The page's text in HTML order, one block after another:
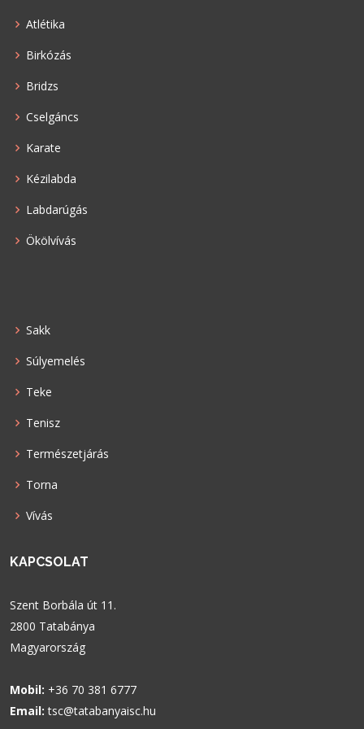
Atlétika
Birkózás
Bridzs
Cselgáncs
Karate
Kézilabda
Labdarúgás
Ökölvívás
Sakk
Súlyemelés
Teke
Tenisz
Természetjárás
Torna
Vívás
KAPCSOLAT
Szent Borbála út 11.
2800 Tatabánya
Magyarország
Mobil: +36 70 381 6777
Email: tsc@tatabanyaisc.hu